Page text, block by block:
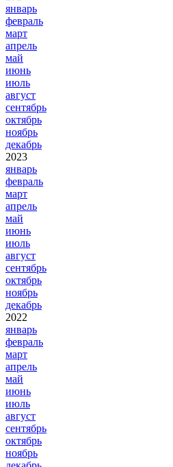
январь
февраль
март
апрель
май
июнь
июль
август
сентябрь
октябрь
ноябрь
декабрь
2023
январь
февраль
март
апрель
май
июнь
июль
август
сентябрь
октябрь
ноябрь
декабрь
2022
январь
февраль
март
апрель
май
июнь
июль
август
сентябрь
октябрь
ноябрь